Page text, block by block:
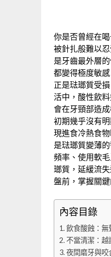
你是否曾經在
被針扎般難以
是牙齒最外層
都變得極度敏
正是琺瑯質受
活中，酸性飲
會在牙頸部造
初期幾乎沒有
現進食冷熱食
是琺瑯質變薄
頻率、使用軟
瑯質，延緩流
盤前，掌握關
內容目錄
飲食酸蝕：無
不當清潔：越
夜間磨牙與咬